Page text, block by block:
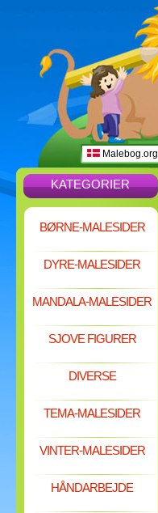
Malebog.org
KATEGORIER
BØRNE-MALESIDER
DYRE-MALESIDER
MANDALA-MALESIDER
SJOVE FIGURER
DIVERSE
TEMA-MALESIDER
VINTER-MALESIDER
HÅNDARBEJDE